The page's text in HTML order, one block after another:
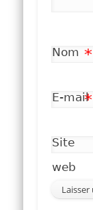
Nom *
E-mail*
Site
web